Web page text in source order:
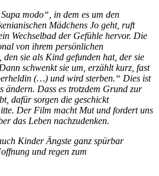
modo“, in dem es um den
Mädchens Jo geht, ruft
Wechselbad der Gefühle hervor. Die
von ihrem persönlichen
den sie als Kind gefunden hat, der sie
schwenkt sie um, erzählt kurz, fast
(…) und wird sterben.“ Dies ist
ändern. Dass es trotzdem Grund zur
dafür sorgen die geschickt
Der Film macht Mut und fordert uns
das Leben nachzudenken.
Kinder Ängste ganz spürbar
und regen zum